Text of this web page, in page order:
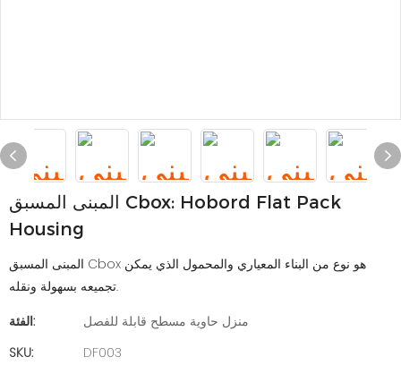
المبنى المسبق Cbox: Hobord Flat Pack
Housing
المبنى المسبق Cbox هو نوع من البناء المعياري والمحمول الذي يمكن
تجميعه بسهولة ونقله.
الفئة:
منزل حاوية مسطح قابلة للفصل
SKU:
DF003